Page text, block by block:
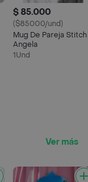
$ 85.000
($85000/und)
Mug De Pareja Stitch
Angela
1Und
Ver más